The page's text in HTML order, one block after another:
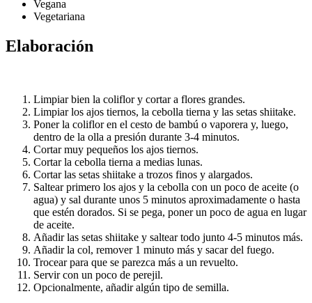
Vegana
Vegetariana
Elaboración
Limpiar bien la coliflor y cortar a flores grandes.
Limpiar los ajos tiernos, la cebolla tierna y las setas shiitake.
Poner la coliflor en el cesto de bambú o vaporera y, luego,
dentro de la olla a presión durante 3-4 minutos.
Cortar muy pequeños los ajos tiernos.
Cortar la cebolla tierna a medias lunas.
Cortar las setas shiitake a trozos finos y alargados.
Saltear primero los ajos y la cebolla con un poco de aceite (o
agua) y sal durante unos 5 minutos aproximadamente o hasta
que estén dorados. Si se pega, poner un poco de agua en lugar
de aceite.
Añadir las setas shiitake y saltear todo junto 4-5 minutos más.
Añadir la col, remover 1 minuto más y sacar del fuego.
Trocear para que se parezca más a un revuelto.
Servir con un poco de perejil.
Opcionalmente, añadir algún tipo de semilla.